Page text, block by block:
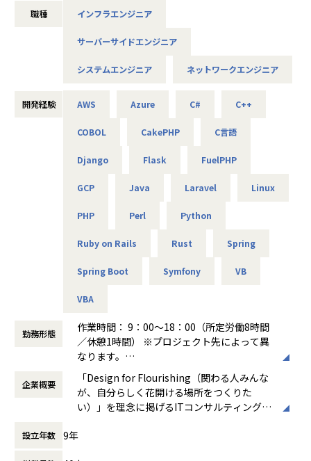
月一で面談を行ってくれるため、やりたいことや自分の頑張
アルテニアの良さです。
＜入社4年目 エンジニア＞
としての方針に
相違が出てきてしまったため転職しました。
エンジニアとして働きつつ、現場の人の関係を元に販路を広
できるようになりました。ソフトウェアの設計や製造の経験
しかなかったため、
エンジニアとしてこの様な活躍の仕方もあるのかと実感しま
エンジニアだけでなく採用・営業・教育といったやれる事が
アルテニアのいいところだと思います。
【業務の変更の範囲】
用・改善 --
使用機器：Cisco、FortiGate、Palo Alto、F5 BIG-IP など
主な業務：要件整理、検証、リリース計画の策定
主な業務：ポリシー改善、ログ分析、運用改善提案
-- データセンタ移設に伴うサーバ基盤リプレース案件 --
担当工程：基本設計、運用設計、詳細設計、構築、テスト、
担当者：30台前半、男性、入社1年目
-- 金融システムインフラ開発 --
担当工程：基本設計、運用設計、詳細設計、構築、テスト、
担当者：20台後半、男性、入社1年目
-- 官公庁向けインフラ開発 --
使用スキル：VMware、Windows、Linux
移行
■プライバシーマーク認定（認定番号：1082
5290）
■健康経営優良法人2025（中小規模法人部
■健康優良企業認定証 銀の認定（認定期間：
それは技術力だけではなく、人を大切にすること、より豊か
社会やお客様だけでなくパートナーや社員も幸せでいるこ
これがアルテニアの企業理念の根幹となります。
この度、事業の拡大に伴って新たなメンバーを募集しており
技術力だけでなく、人を思いやる姿勢を大切にしながら、
共に成長できる方を歓迎します！
＜開発部門 想定キャリアパス＞
月1回の面談にてキャリアの方向性をすり合わせながら、案
件を決定します。
「開発経験を積みたい」「設計に挑戦したい」「上流工程を
担当したい」などの
＜ネットワーク部門 想定キャリアパス＞
運用保守 → 構築 → 設計 → セキュリティ・コンサルティング
件を決定します。
「構築に行きたい」「設計に挑戦したい」「セキュリティ分
野を経験したい」などの
職種 インフラエンジニア
サーバーサイドエンジニア
システムエンジニア ネットワークエンジニア
開発経験 AWS Azure C# C++
COBOL CakePHP C言語
Django Flask FuelPHP
GCP Java Laravel Linux
PHP Perl Python
Ruby on Rails Rust Spring
Spring Boot Symfony VB
VBA
勤務形態
作業時間： 9：00～18：00（所定労働8時間
／休憩1時間） ※プロジェクト先によって異
なります。
働き方：
固定時間制（9時～18時、10時～19
時など）
時間外労働の有無： 有（月平均0時間～20時
間）
休憩時間： 60分
企業概要
「Design for Flourishing（関わる人みんな
が、自分らしく花開ける場所をつくりた
い）」を理念に掲げるITコンサルティング・
客様をリードする」のではなく、「お客様と
設立年数 9年